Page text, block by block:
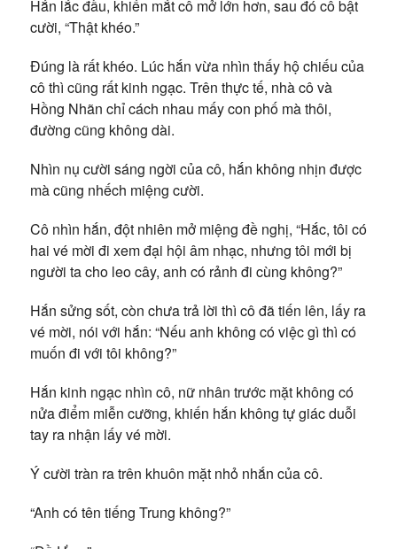
Hắn lắc đầu, khiến mắt cô mở lớn hơn, sau đó cô bật
cười, “Thật khéo.”
Đúng là rất khéo. Lúc hắn vừa nhìn thấy hộ chiếu của
cô thì cũng rất kinh ngạc. Trên thực tế, nhà cô và
Hồng Nhãn chỉ cách nhau mấy con phố mà thôi,
đường cũng không dài.
Nhìn nụ cười sáng ngời của cô, hắn không nhịn được
mà cũng nhếch miệng cười.
Cô nhìn hắn, đột nhiên mở miệng đề nghị, “Hắc, tôi có
hai vé mời đi xem đại hội âm nhạc, nhưng tôi mới bị
người ta cho leo cây, anh có rảnh đi cùng không?”
Hắn sửng sốt, còn chưa trả lời thì cô đã tiến lên, lấy ra
vé mời, nói với hắn: “Nếu anh không có việc gì thì có
muốn đi với tôi không?”
Hắn kinh ngạc nhìn cô, nữ nhân trước mặt không có
nửa điểm miễn cưỡng, khiến hắn không tự giác duỗi
tay ra nhận lấy vé mời.
Ý cười tràn ra trên khuôn mặt nhỏ nhắn của cô.
“Anh có tên tiếng Trung không?”